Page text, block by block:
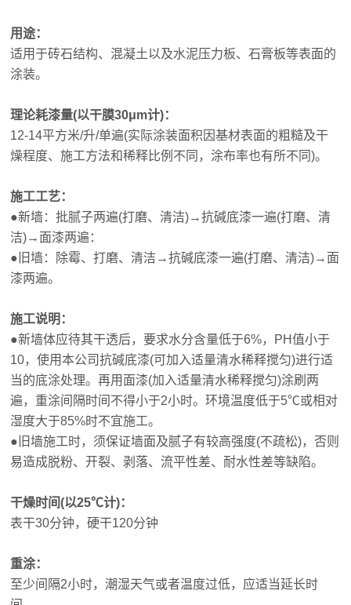
用途：
适用于砖石结构、混凝土以及水泥压力板、石膏板等表面的
涂装。
理论耗漆量(以干膜30μm计)：
12-14平方米/升/单遍(实际涂装面积因基材表面的粗糙及干
燥程度、施工方法和稀释比例不同，涂布率也有所不同)。
施工工艺：
●新墙：批腻子两遍(打磨、清洁)→抗碱底漆一遍(打磨、清
洁)→面漆两遍：
●旧墙：除霉、打磨、清洁→抗碱底漆一遍(打磨、清洁)→面
漆两遍。
施工说明：
●新墙体应待其干透后，要求水分含量低于6%，PH值小于
10，使用本公司抗碱底漆(可加入适量清水稀释搅匀)进行适
当的底涂处理。再用面漆(加入适量清水稀释搅匀)涂刷两
遍，重涂间隔时间不得小于2小时。环境温度低于5℃或相对
湿度大于85%时不宜施工。
●旧墙施工时，须保证墙面及腻子有较高强度(不疏松)，否则
易造成脱粉、开裂、剥落、流平性差、耐水性差等缺陷。
干燥时间(以25℃计)：
表干30分钟，硬干120分钟
重涂：
至少间隔2小时，潮湿天气或者温度过低，应适当延长时